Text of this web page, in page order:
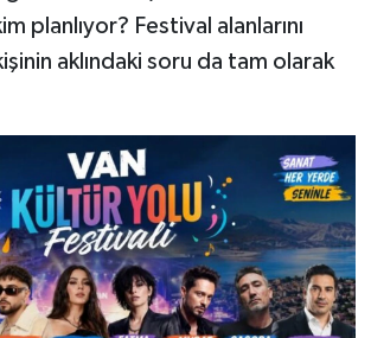
planlıyor? Festival alanlarını
aklındaki soru da tam olarak